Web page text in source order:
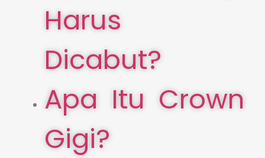
Harus
Dicabut?
Apa Itu Crown
Gigi?